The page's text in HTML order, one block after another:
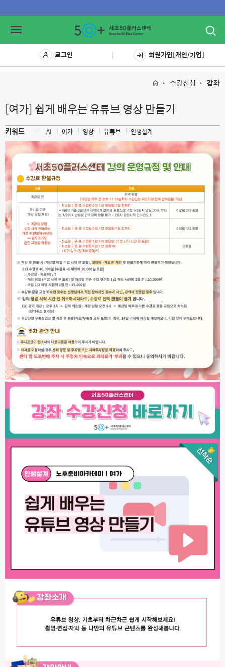
Toggle
로그인 회원가입[개인/기업]
수강신청 강좌
[여가] 쉽게 배우는 유튜브 영상 만들기
키워드 ㅡ AI 여가 영상 유튜브 인생설계